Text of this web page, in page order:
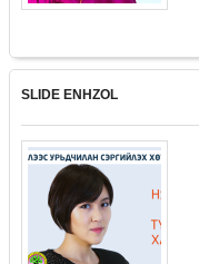
SLIDE ENHZOL